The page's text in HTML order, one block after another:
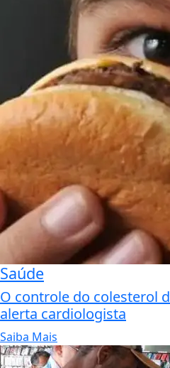
Saúde
O controle do colesterol
alerta cardiologista
Saiba Mais